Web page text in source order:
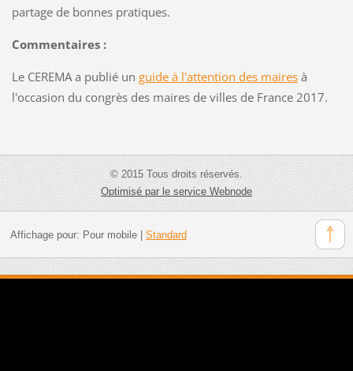
partage de bonnes pratiques.
Commentaires :
Le CEREMA a publié un guide à l'attention des mairesà
l'occasion du congrès des maires de villes de France 2017.
© 2015 Tous droits réservés.
Optimisé par le service Webnode
Affichage pour: Pour mobile| Standard